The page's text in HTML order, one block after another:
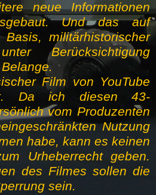
neue Informationen
Und das auf
Basis, militärhistorischer
Berücksichtigung
Film von YouTube
Da ich diesen 43-
vom Produzenten
Nutzung
habe, kann es keinen
Urheberrecht geben.
des Filmes sollen die
sein.